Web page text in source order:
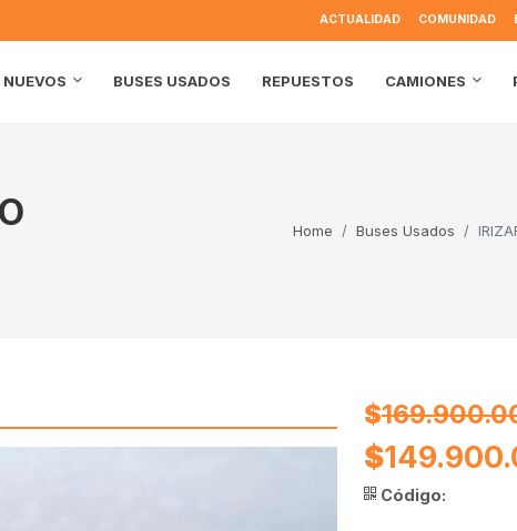
ACTUALIDAD COMUNIDAD
NUEVOS BUSES USADOS REPUESTOS CAMIONES
Home Buses Usados
$
$
Código: